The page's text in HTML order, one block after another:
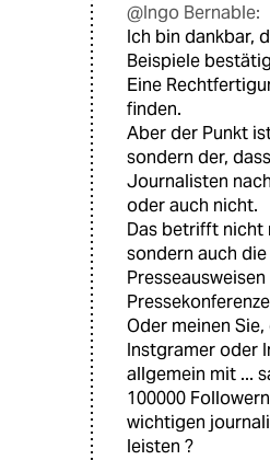
@Ingo Bernable:
Ich bin dankbar,
Beispiele
Eine
finden.
Aber der Punkt
sondern der,
Journalisten
oder auch nicht.
Das betrifft nicht
sondern auch
Oder meinen
Instgramer oder
allgemein mit ...
100000
wichtigen
leisten ?